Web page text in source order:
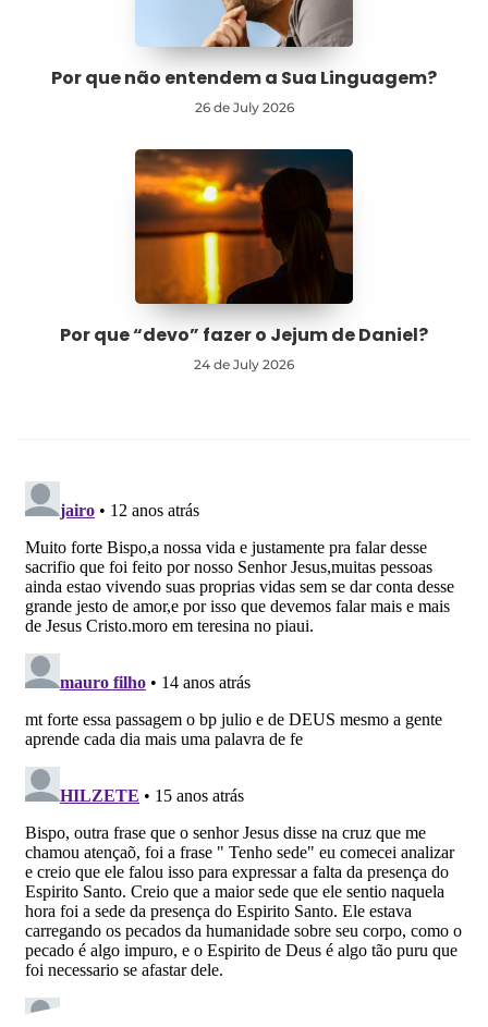
Por que não entendem a Sua Linguagem?
26 de July 2026
Por que “devo” fazer o Jejum de Daniel?
24 de July 2026